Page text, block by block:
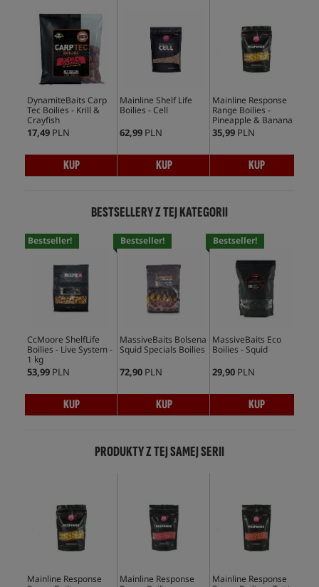
DynamiteBaits Carp
Tec Boilies - Krill &
Crayfish
17,49 PLN
KUP
Mainline Shelf Life
Boilies - Cell
62,99 PLN
KUP
Mainline Response
Range Boilies -
Pineapple & Banana
35,99 PLN
KUP
BESTSELLERY Z TEJ KATEGORII
Bestseller!
CcMoore ShelfLife
Boilies - Live System -
1 kg
53,99 PLN
KUP
Bestseller!
MassiveBaits Bolsena
Squid Specials Boilies
72,90 PLN
KUP
Bestseller!
MassiveBaits Eco
Boilies - Squid
29,90 PLN
KUP
PRODUKTY Z TEJ SAMEJ SERII
Mainline Response
Mainline Response
Mainline Response